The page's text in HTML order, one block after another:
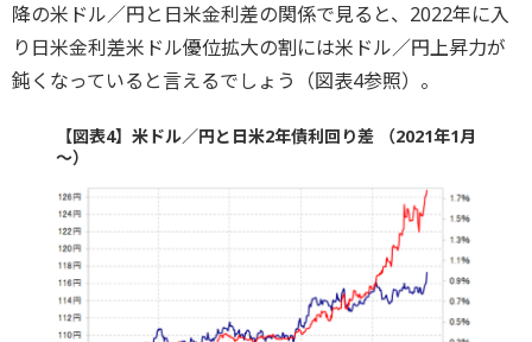
降の米ドル／円と日米金利差の関係で見ると、2022年に入
り日米金利差米ドル優位拡大の割には米ドル／円上昇力が
鈍くなっていると言えるでしょう（図表4参照）。
【図表4】米ドル／円と日米2年債利回り差 （2021年1月
～）